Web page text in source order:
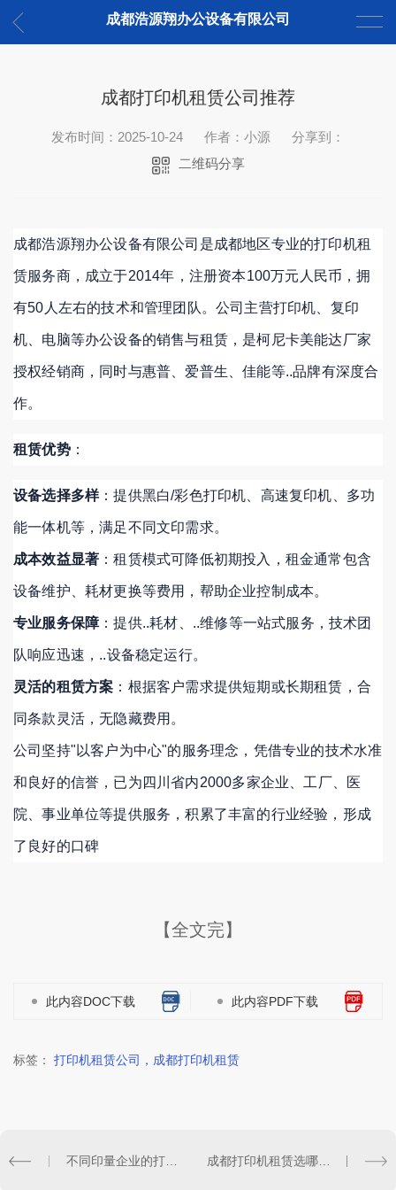
成都浩源翔办公设备有限公司
成都打印机租赁公司推荐
发布时间：2025-10-24 作者：小源
分享到：
二维码分享
成都浩源翔办公设备有限公司是成都地区专业的打印机租
赁服务商，成立于2014年，注册资本100万元人民币，拥
有50人左右的技术和管理团队 。公司主营打印机、复印
机、电脑等办公设备的销售与租赁，是柯尼卡美能达厂家
授权经销商，同时与惠普、爱普生、佳能等..品牌有深度合
作。
租赁优势：
设备选择多样：提供黑白/彩色打印机、高速复印机、多功
能一体机等，满足不同文印需求。
成本效益显著 ：租赁模式可降低初期投入，租金通常包含
设备维护、耗材更换等费用，帮助企业控制成本。
专业服务保障：提供..耗材、..维修等一站式服务，技术团
队响应迅速，..设备稳定运行。
灵活的租赁方案 ：根据客户需求提供短期或长期租赁，合
同条款灵活，无隐藏费用 。
公司坚持"以客户为中心"的服务理念，凭借专业的技术水准
和良好的信誉，已为四川省内2000多家企业、工厂、医
院、事业单位等提供服务，积累了丰富的行业经验，形成
了良好的口碑
【全文完】
此内容DOC下载 此内容PDF下载
标签： 打印机租赁公司，成都打印机租赁